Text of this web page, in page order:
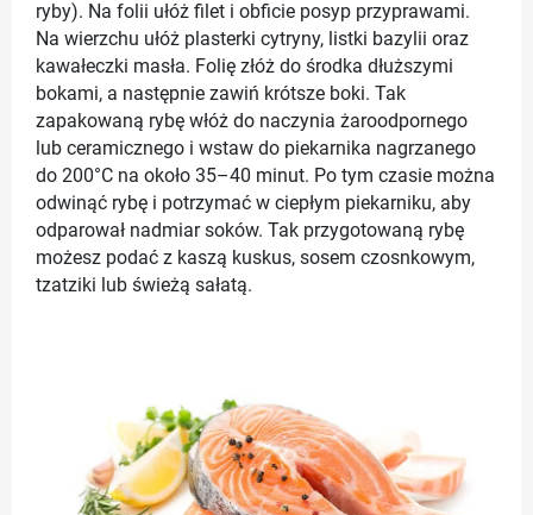
ryby). Na folii ułóż filet i obficie posyp przyprawami.
Na wierzchu ułóż plasterki cytryny, listki bazylii oraz
kawałeczki masła. Folię złóż do środka dłuższymi
bokami, a następnie zawiń krótsze boki. Tak
zapakowaną rybę włóż do naczynia żaroodpornego
lub ceramicznego i wstaw do piekarnika nagrzanego
do 200°C na około 35–40 minut. Po tym czasie można
odwinąć rybę i potrzymać w ciepłym piekarniku, aby
odparował nadmiar soków. Tak przygotowaną rybę
możesz podać z kaszą kuskus, sosem czosnkowym,
tzatziki lub świeżą sałatą.